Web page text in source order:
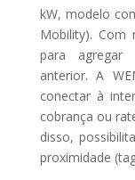
kW, modelo
Mobility). Com
para agregar
anterior. A
conectar à
cobrança ou
disso,
proximidade